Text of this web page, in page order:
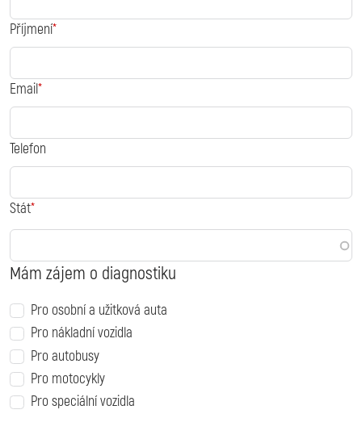
Příjmení
Email
Telefon
Stát
Mám zájem o diagnostiku
Pro osobní a užitková auta
Pro nákladní vozidla
Pro autobusy
Pro motocykly
Pro speciální vozidla